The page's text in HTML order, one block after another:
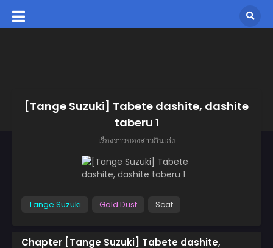
[Tange Suzuki] Tabete dashite, dashite
taberu 1
เรื่องราวของสาวกินเก่ง
Tange Suzuki Gold Dust Scat
Chapter [Tange Suzuki] Tabete dashite,